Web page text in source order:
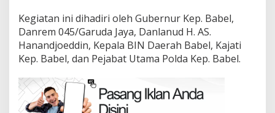
Kegiatan ini dihadiri oleh Gubernur Kep. Babel,
Danrem 045/Garuda Jaya, Danlanud H. AS.
Hanandjoeddin, Kepala BIN Daerah Babel, Kajati
Kep. Babel, dan Pejabat Utama Polda Kep. Babel.